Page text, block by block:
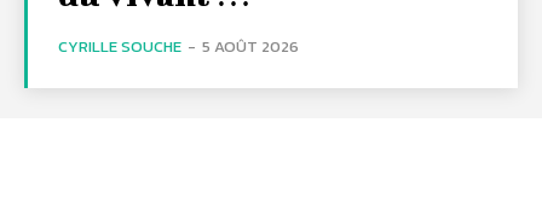
CYRILLE SOUCHE - 5 AOÛT 2026